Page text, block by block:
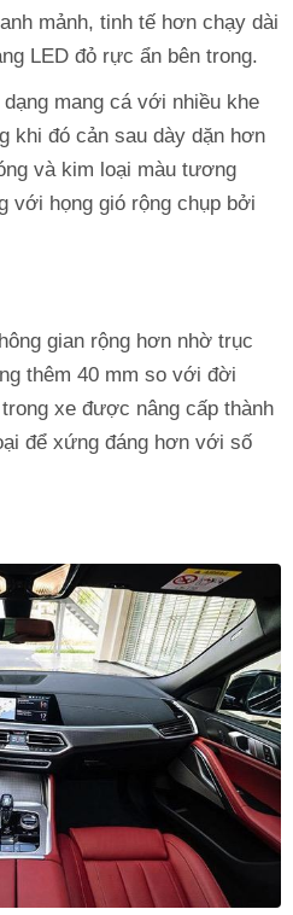
mảnh, tinh tế hơn chạy dài
LED đỏ rực ẩn bên trong.
mang cá với nhiều khe
khi đó cản sau dày dặn hơn
và kim loại màu tương
với họng gió rộng chụp bởi
gian rộng hơn nhờ trục
thêm 40 mm so với đời
xe được nâng cấp thành
để xứng đáng hơn với số